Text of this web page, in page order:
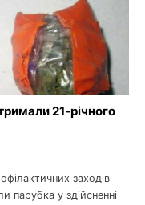
21-річного
заходів
парубка у здійсненні